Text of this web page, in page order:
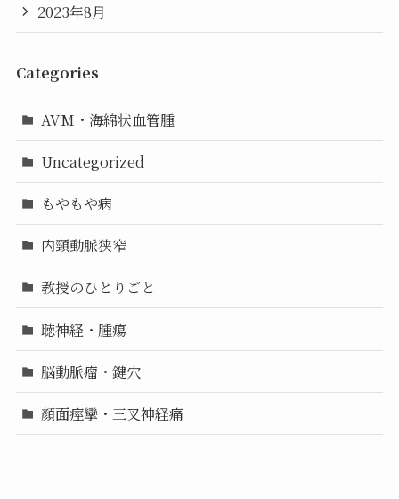
2023年8月
Categories
AVM・海綿状血管腫
Uncategorized
もやもや病
内頸動脈狭窄
教授のひとりごと
聴神経・腫瘍
脳動脈瘤・鍵穴
顔面痙攣・三叉神経痛